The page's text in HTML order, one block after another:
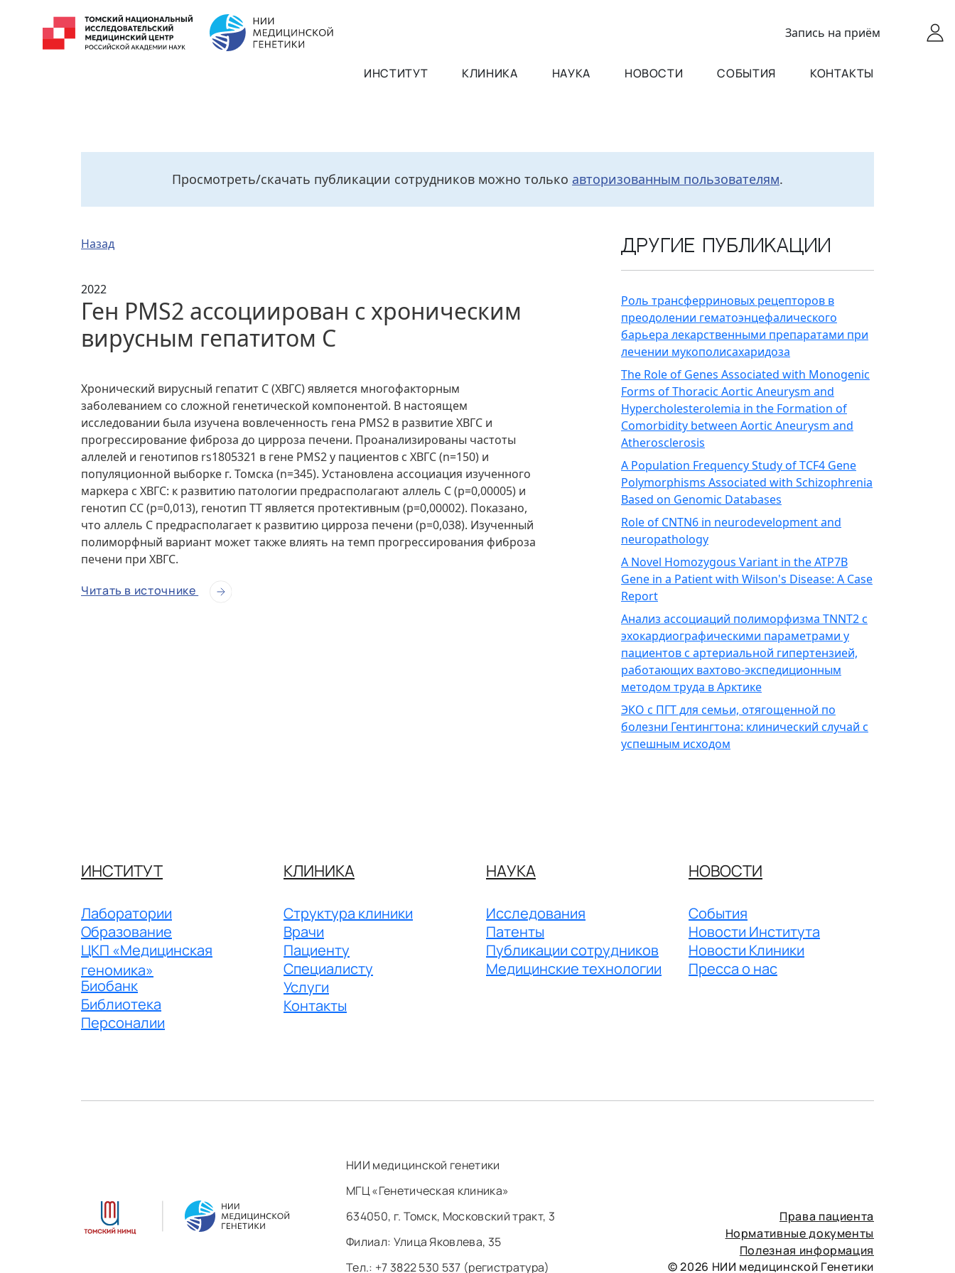
Запись на приём
ИНСТИТУТ КЛИНИКА НАУКА НОВОСТИ СОБЫТИЯ КОНТАКТЫ
Просмотреть/скачать публикации сотрудников можно только авторизованным пользователям.
Назад
2022
Ген PMS2 ассоциирован с хроническим
вирусным гепатитом С
Хронический вирусный гепатит С (ХВГС) является многофакторным
заболеванием со сложной генетической компонентой. В настоящем
исследовании была изучена вовлеченность гена PMS2 в развитие ХВГС и
прогрессирование фиброза до цирроза печени. Проанализированы частоты
аллелей и генотипов rs1805321 в гене PMS2 у пациентов с ХВГС (n=150) и
популяционной выборке г. Томска (n=345). Установлена ассоциация изученного
маркера с ХВГС: к развитию патологии предрасполагают аллель С (p=0,00005) и
генотип СС (p=0,013), генотип TT является протективным (p=0,00002). Показано,
что аллель С предрасполагает к развитию цирроза печени (p=0,038). Изученный
полиморфный вариант может также влиять на темп прогрессирования фиброза
печени при ХВГС.
Читать в источнике
Другие публикации
Роль трансферриновых рецепторов в
преодолении гематоэнцефалического
барьера лекарственными препаратами при
лечении мукополисахаридоза
The Role of Genes Associated with Monogenic
Forms of Thoracic Aortic Aneurysm and
Hypercholesterolemia in the Formation of
Comorbidity between Aortic Aneurysm and
Atherosclerosis
A Population Frequency Study of TCF4 Gene
Polymorphisms Associated with Schizophrenia
Based on Genomic Databases
Role of CNTN6 in neurodevelopment and
neuropathology
A Novel Homozygous Variant in the ATP7B
Gene in a Patient with Wilson's Disease: A Case
Report
Анализ ассоциаций полиморфизма TNNT2 с
эхокардиографическими параметрами у
пациентов с артериальной гипертензией,
работающих вахтово-экспедиционным
методом труда в Арктике
ЭКО с ПГТ для семьи, отягощенной по
болезни Гентингтона: клинический случай с
успешным исходом
ИНСТИТУТ
Лаборатории
Образование
ЦКП «Медицинская
геномика»
Биобанк
Библиотека
Персоналии
КЛИНИКА
Структура клиники
Врачи
Пациенту
Специалисту
Услуги
Контакты
НАУКА
Исследования
Патенты
Публикации сотрудников
Медицинские технологии
НОВОСТИ
События
Новости Института
Новости Клиники
Пресса о нас
НИИ медицинской генетики
МГЦ «Генетическая клиника»
634050, г. Томск, Московский тракт, 3
Филиал: ​Улица Яковлева, 35
Тел.: +7 3822 530 537 (регистратура)
Права пациента
Нормативные документы
Полезная информация
© 2026 НИИ медицинской Генетики